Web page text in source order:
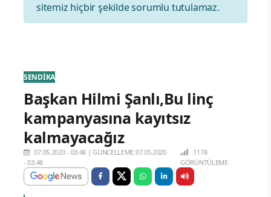
sitemiz hiçbir şekilde sorumlu tutulamaz.
SENDİKA
Başkan Hilmi Şanlı,Bu linç
kampanyasına kayıtsız
kalmayacağız
07.05.2020 - 03:48 |GÜNCELLEME:07.05.2020
- 03:48
1178
GÖRÜNTÜLEME